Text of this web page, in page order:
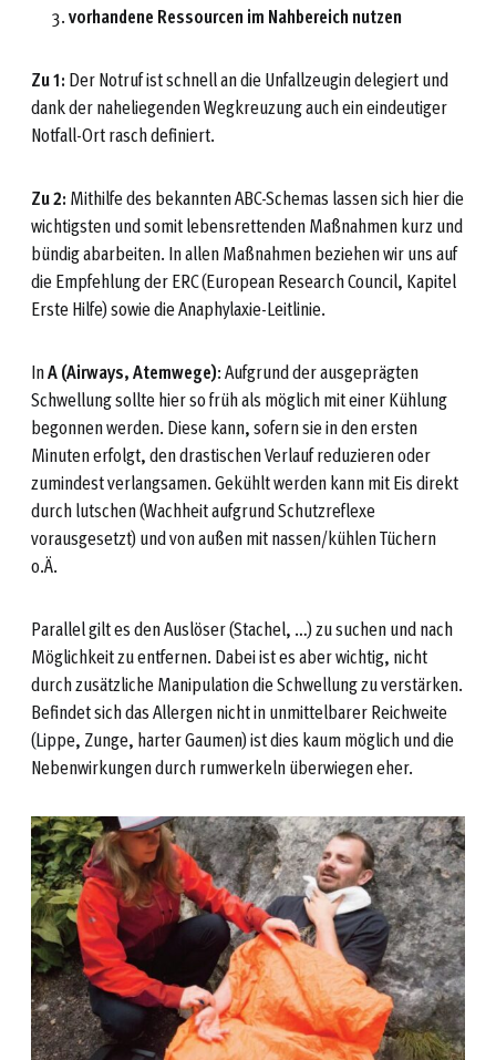
vorhandene Ressourcen im Nahbereich nutzen
Zu 1: Der Notruf ist schnell an die Unfallzeugin delegiert und
dank der naheliegenden Wegkreuzung auch ein eindeutiger
Notfall-Ort rasch definiert.
Zu 2: Mithilfe des bekannten ABC-Schemas lassen sich hier die
wichtigsten und somit lebensrettenden Maßnahmen kurz und
bündig abarbeiten. In allen Maßnahmen beziehen wir uns auf
die Empfehlung der ERC (European Research Council, Kapitel
Erste Hilfe) sowie die Anaphylaxie-Leitlinie.
InA (Airways, Atemwege): Aufgrund der ausgeprägten
Schwellung sollte hier so früh als möglich mit einer Kühlung
begonnen werden. Diese kann, sofern sie in den ersten
Minuten erfolgt, den drastischen Verlauf reduzieren oder
zumindest verlangsamen. Gekühlt werden kann mit Eis direkt
durch lutschen (Wachheit aufgrund Schutzreflexe
vorausgesetzt) und von außen mit nassen/kühlen Tüchern
o.Ä.
Parallel gilt es den Auslöser (Stachel, …) zu suchen und nach
Möglichkeit zu entfernen. Dabei ist es aber wichtig, nicht
durch zusätzliche Manipulation die Schwellung zu verstärken.
Befindet sich das Allergen nicht in unmittelbarer Reichweite
(Lippe, Zunge, harter Gaumen) ist dies kaum möglich und die
Nebenwirkungen durch rumwerkeln überwiegen eher.